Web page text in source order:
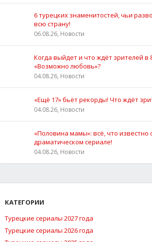
6 турецких знаменитостей, чьи
всю страну!
06.08.26, Новости
Когда выйдет и что ждёт зрителей в
«Возможно любовь»?
04.08.26, Новости
«Ещё 17» бьёт рекорды! Что ждёт
04.08.26, Новости
«Половина мамы»: всё, что известно
драматическом сериале!
04.08.26, Новости
КАТЕГОРИИ
Турецкие сериалы 2027 года
Турецкие сериалы 2026 года